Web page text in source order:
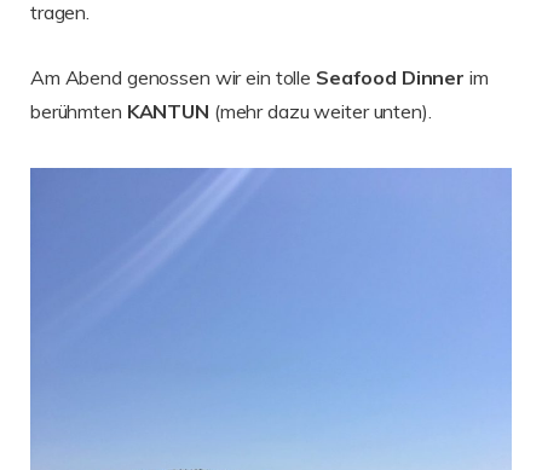
tragen.
Am Abend genossen wir ein tolle Seafood Dinner im
berühmten KANTUN (mehr dazu weiter unten).